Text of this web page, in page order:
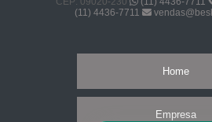
(11) 4436-7711
Home
Empresa